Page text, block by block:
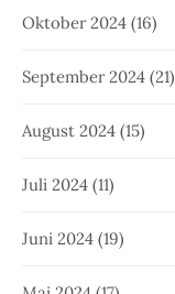
Oktober 2024 (16)
September 2024 (21)
August 2024 (15)
Juli 2024 (11)
Juni 2024 (19)